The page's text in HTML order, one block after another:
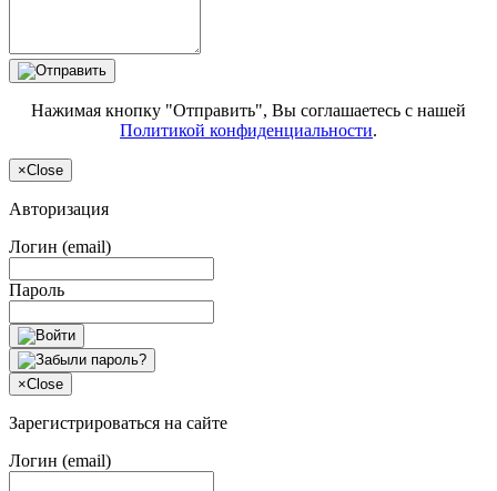
Нажимая кнопку "Отправить", Вы соглашаетесь с нашей
Политикой конфиденциальности.
×Close
Авторизация
Логин (email)
Пароль
×Close
Зарегистрироваться на сайте
Логин (email)